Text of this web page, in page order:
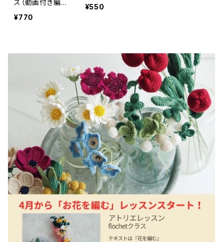
ス（動画付き編
み図）
¥770
¥550